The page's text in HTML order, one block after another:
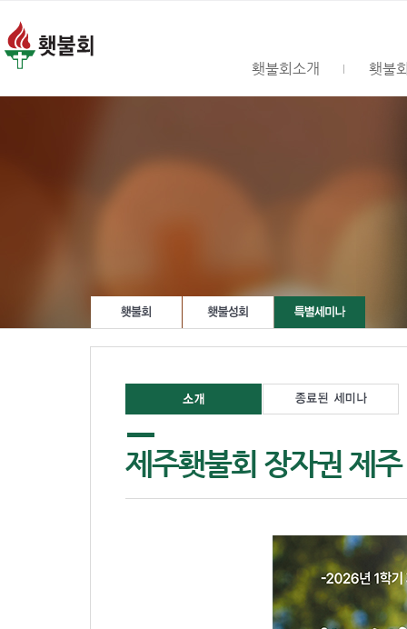
횃불회소개 횃불
제주횃불회 장자권 제